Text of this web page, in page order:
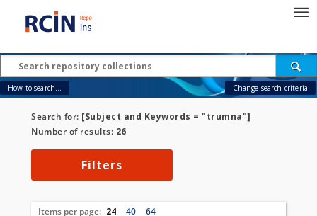
How to search... Change search criteria
Search for: [Subject and Keywords = "trumna"]
Number of results: 26
Filters
Items per page: 24 40
64